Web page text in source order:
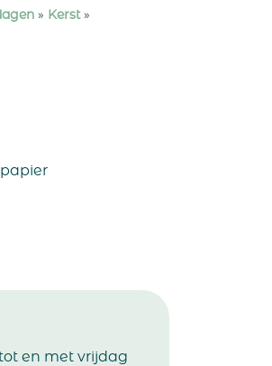
» Kerst»
en met vrijdag